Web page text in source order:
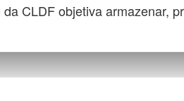
CLDF objetiva armazenar,